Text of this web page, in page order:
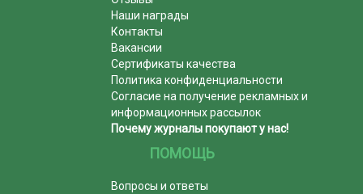
Наши награды
Контакты
Вакансии
Сертификаты качества
Политика конфиденциальности
Согласие на получение рекламных и
информационных рассылок
Почему журналы покупают у нас!
ПОМОЩЬ
Вопросы и ответы